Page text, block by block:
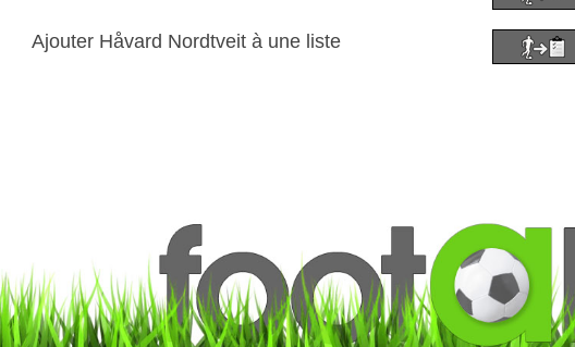
Ajouter Håvard Nordtveit à une liste